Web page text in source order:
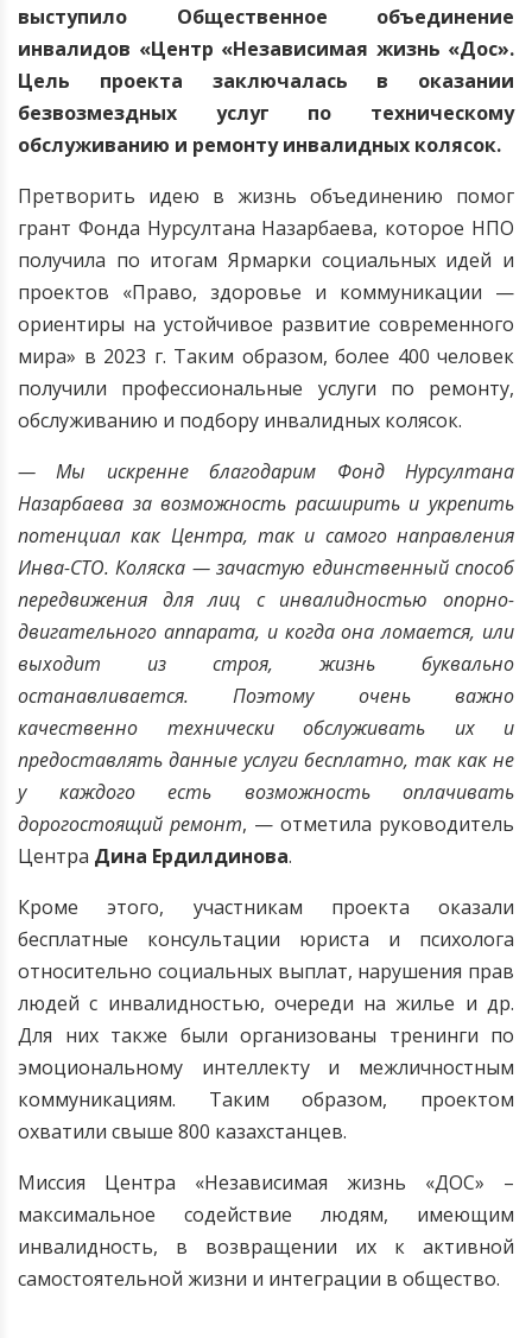
выступило Общественное объединение
инвалидов «Центр «Независимая жизнь «Дос».
Цель проекта заключалась в оказании
безвозмездных услуг по техническому
обслуживанию и ремонту инвалидных колясок.
Претворить идею в жизнь объединению помог
грант Фонда Нурсултана Назарбаева, которое НПО
получила по итогам Ярмарки социальных идей и
проектов «Право, здоровье и коммуникации —
ориентиры на устойчивое развитие современного
мира» в 2023 г. Таким образом, более 400 человек
получили профессиональные услуги по ремонту,
обслуживанию и подбору инвалидных колясок.
— Мы искренне благодарим Фонд Нурсултана
Назарбаева за возможность расширить и укрепить
потенциал как Центра, так и самого направления
Инва-СТО. Коляска — зачастую единственный способ
передвижения для лиц с инвалидностью опорно-
двигательного аппарата, и когда она ломается, или
выходит из строя, жизнь буквально
останавливается. Поэтому очень важно
качественно технически обслуживать их и
предоставлять данные услуги бесплатно, так как не
у каждого есть возможность оплачивать
дорогостоящий ремонт, — отметила руководитель
Центра Дина Ердилдинова.
Кроме этого, участникам проекта оказали
бесплатные консультации юриста и психолога
относительно социальных выплат, нарушения прав
людей с инвалидностью, очереди на жилье и др.
Для них также были организованы тренинги по
эмоциональному интеллекту и межличностным
коммуникациям. Таким образом, проектом
охватили свыше 800 казахстанцев.
Миссия Центра «Независимая жизнь «ДОС» –
максимальное содействие людям, имеющим
инвалидность, в возвращении их к активной
самостоятельной жизни и интеграции в общество.